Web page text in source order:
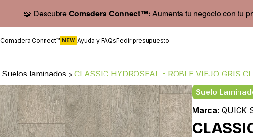
🧩 DescubreComadera Connect™: Aumenta tu negocio con tu
Comadera Connect™ NEW Ayuda y FAQsPedir presupuesto
Suelos laminados > CLASSIC HYDROSEAL - ROBLE VIEJO GRIS
Suelo
Marca: QUICK